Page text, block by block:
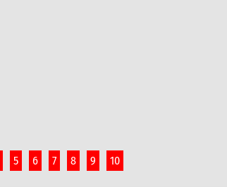
5 6 7 8 9 10